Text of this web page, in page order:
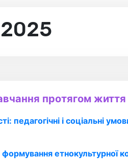
протягом
педагогічні і соціальні
етнокультурної